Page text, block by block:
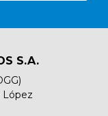
S.A.
López